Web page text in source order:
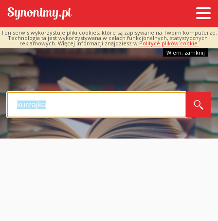
Ten serwis wykorzystuje pliki cookies, które są zapisywane na Twoim komputerze.
Technologia ta jest wykorzystywana w celach funkcjonalnych, statystycznych i
reklamowych. Więcej informacji znajdziesz w Polityce plików cookie.
Wiem, zamknij